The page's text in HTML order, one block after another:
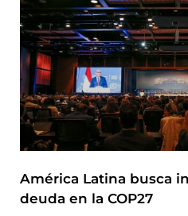
América Latina busca
deuda en la COP27